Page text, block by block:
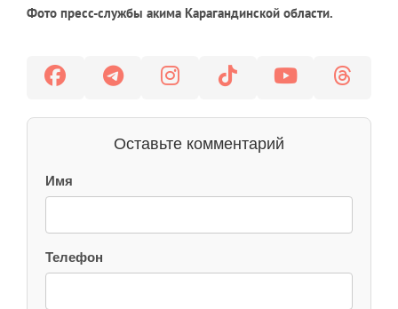
Фото пресс-службы акима Карагандинской области.
Оставьте комментарий
Имя
Телефон